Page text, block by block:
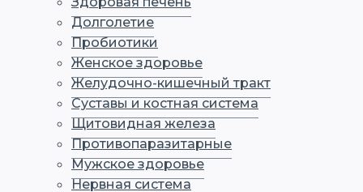
Долголетие
Пробиотики
Женское здоровье
Желудочно-кишечный тракт
Суставы и костная система
Щитовидная железа
Противопаразитарные
Мужское здоровье
Нервная система